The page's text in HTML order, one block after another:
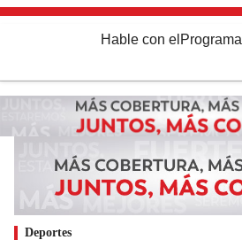
Hable con el Programa
Deportes